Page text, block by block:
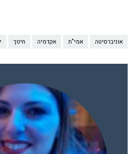
אוניברסיטה אמי"ת אקדמיה חינוך